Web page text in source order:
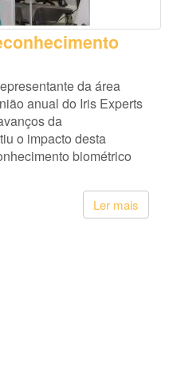
da área
anual do Iris Experts
da
o impacto desta
biométrico
Ler mais